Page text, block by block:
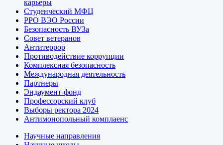
карьеры
Студенческий МФЦ
РРО ВЭО России
Безопасность ВУЗа
Совет ветеранов
Антитеррор
Противодействие коррупции
Комплексная безопасность
Международная деятельность
Партнеры
Эндаумент-фонд
Профессорский клуб
Выборы ректора 2024
Антимонопольный комплаенс
Научные направления